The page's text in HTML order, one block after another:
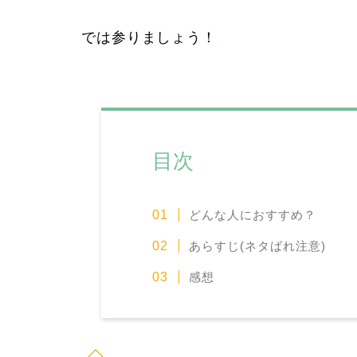
では参りましょう！
目次
どんな人におすすめ？
あらすじ(ネタばれ注意)
感想